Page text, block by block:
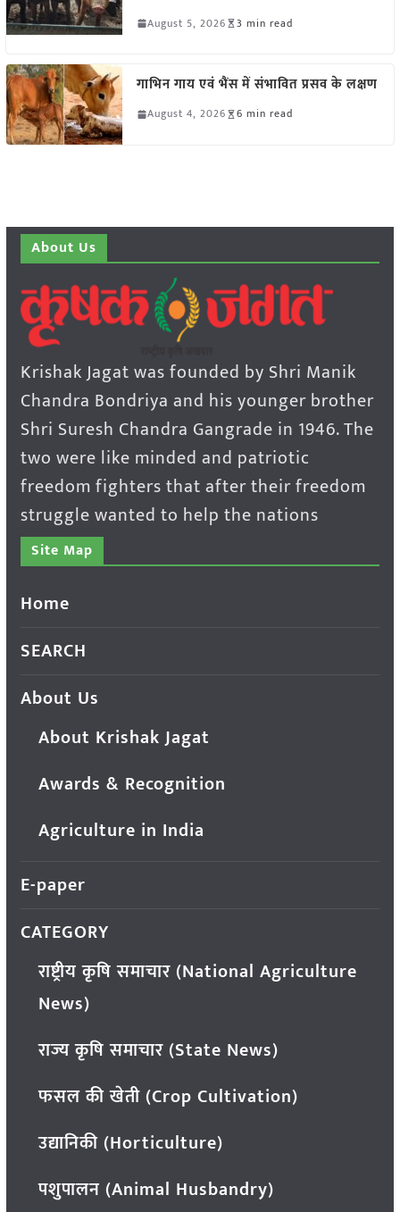
August 5, 2026 3 min read
गाभिन गाय एवं भैंस में संभावित प्रसव के लक्षण
August 4, 2026 6 min read
About Us
Krishak Jagat was founded by Shri Manik
Chandra Bondriya and his younger brother
Shri Suresh Chandra Gangrade in 1946. The
two were like minded and patriotic
freedom fighters that after their freedom
struggle wanted to help the nations
Site Map
Home
SEARCH
About Us
About Krishak Jagat
Awards & Recognition
Agriculture in India
E-paper
CATEGORY
राष्ट्रीय कृषि समाचार (National Agriculture
News)
राज्य कृषि समाचार (State News)
फसल की खेती (Crop Cultivation)
उद्यानिकी (Horticulture)
पशुपालन (Animal Husbandry)